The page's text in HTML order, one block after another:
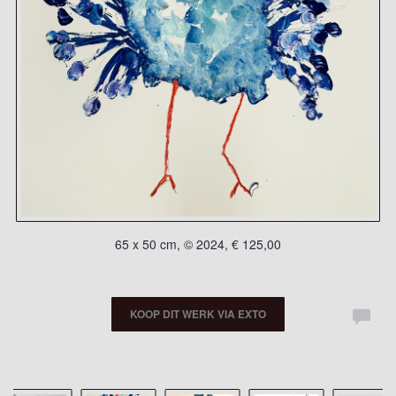
65 x 50 cm, © 2024, € 125,00
KOOP DIT WERK VIA EXTO